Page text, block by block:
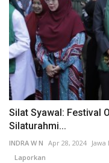
Silat Syawal: Festival
Silaturahmi...
INDRA W N Apr 28, 2024 Jawa
Laporkan